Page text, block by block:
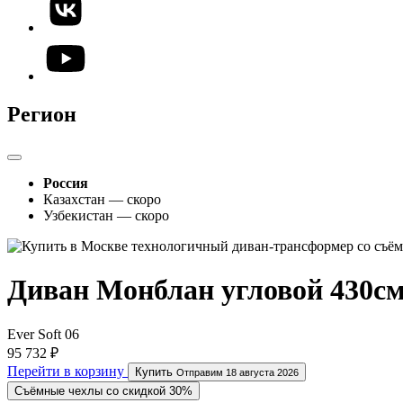
Регион
Россия
Казахстан — скоро
Узбекистан — скоро
Диван Монблан угловой
Ever Soft 06
95 732 ₽
Перейти в корзину
Купить Отправим 18 августа 2026
Съёмные чехлы со скидкой 30%